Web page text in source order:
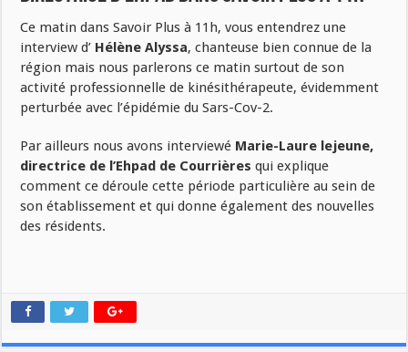
Ce matin dans Savoir Plus à 11h, vous entendrez une
interview d’ Hélène Alyssa, chanteuse bien connue de la
région mais nous parlerons ce matin surtout de son
activité professionnelle de kinésithérapeute, évidemment
perturbée avec l’épidémie du Sars-Cov-2.
Par ailleurs nous avons interviewé Marie-Laure lejeune,
directrice de l’Ehpad de Courrières qui explique
comment ce déroule cette période particulière au sein de
son établissement et qui donne également des nouvelles
des résidents.